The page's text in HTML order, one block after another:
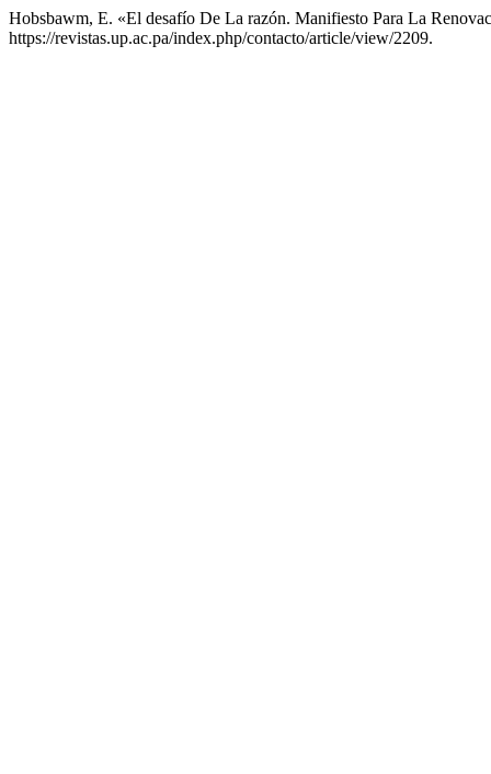
Hobsbawm, E. «El desafío De La razón. Manifiesto Para La
https://revistas.up.ac.pa/index.php/contacto/article/view/2209.